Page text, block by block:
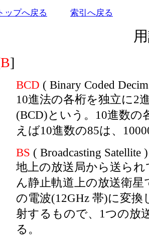
ップへ戻る 索引へ戻る
B]
BCD ( Binary Coded
10進法の各桁を独立に2
(BCD)という。10進数の
えば10進数の85は、
BS ( Broadcasting
地上の放送局から送ら
ん静止軌道上の放送衛
の電波(12GHz 帯)に変
射するもので、1つの放
る。